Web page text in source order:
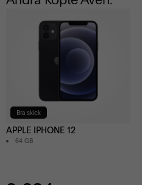
Bra skick
APPLE IPHONE 12
64 GB